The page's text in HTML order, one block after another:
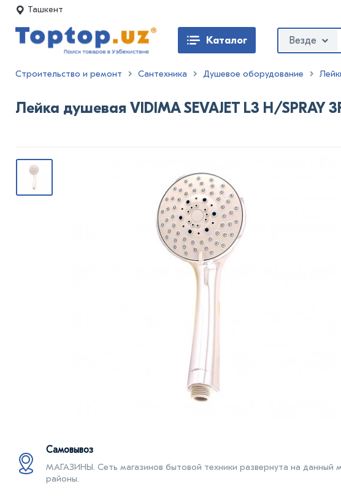
Ташкент
Каталог Везде
Строительство и ремонт Сантехника Душевое оборудование
Лейка душевая VIDIMA SEVAJET L3 H/SPRAY
Самовывоз
МАГАЗИНЫ. Cеть магазинов бытовой техники развернута на данный
районы.